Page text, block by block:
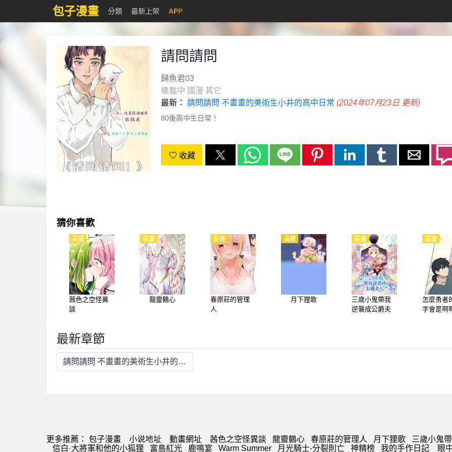
包子漫畫 分類 最新上架 APP
請問請問
歸魚君03
連載中 國漫 其它
最新： 請問請問 不畫畫的美術生小井的高中日常 (2024年07月23日 更新)
80後高中生日常！
收藏
猜你喜歡
茜色之空怪異
談
漫畫
龍靈鶴心
漫畫
春原莊的管理
人
漫畫
月下狸歌
漫畫
三歲小鬼帶我
逆襲成公爵夫
漫畫
怎麼勇者
字會是啊
漫畫
最新章節
請問請問 不畫畫的美術生小井的高中日常
更多推薦： 包子漫畫 小说地址 動畫網址 茜色之空怪異談 龍靈鶴心 春原莊的管理人 月下狸歌
三歲小鬼
信白·大將軍和他的小狐狸
富島紅光 鹿鳴宴 Warm Summer 月光騎士-分裂則亡 神精榜 我的手作日記 眼